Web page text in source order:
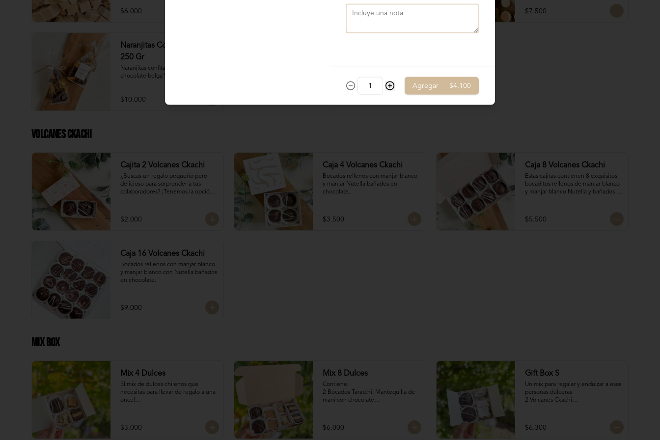
$6.000 $7.500
Naranjitas Con Chocolate
250 Gr
Naranjitas confitadas bañadas en
chocolate belga 54,5% cacao
$10.000
Volcanes Ckachi
Cajita 2 Volcanes Ckachi
¿Buscas un regalo pequeño pero
delicioso para sorprender a tus
colaboradores? ¡Tenemos la opción
Manjar Blanco
Manjar Nutella
$2.000
Caja 4 Volcanes Ckachi
Bocados rellenos con manjar blanco
y manjar Nutella bañados en
chocolate.
$3.500
Caja 8 Volcanes Ckachi
Estas cajitas contienen 8 exquisitos
bocaditos rellenos de manjar blanco
y manjar blanco Nutella y bañados
consentidos. ¡Nada mejor que un
poco de dulzura para alegrarles el
$5.500
Caja 16 Volcanes Ckachi
Bocados rellenos con manjar blanco
y manjar blanco con Nutella bañados
en chocolate.
$9.000
Mix Box
Mix 4 Dulces
El mix de dulces chilenos que
necesitas para llevar de regalo a una
once!
Bocados Taratchi: Mantequilla de
$3.000
Mix 8 Dulces
Contiene:
2 Bocados Taratchi: Mantequilla de
maní con chocolate
2 Bocados de Manjar duro nuez
2 San Estanislao: Dulce chileno a
$6.000
Gift Box S
Un mix para regalar y endulzar a esas
personas dulceras
2 Volcanes Ckachi
Bocado de Manjar duro
$6.300
Agregar $4.100